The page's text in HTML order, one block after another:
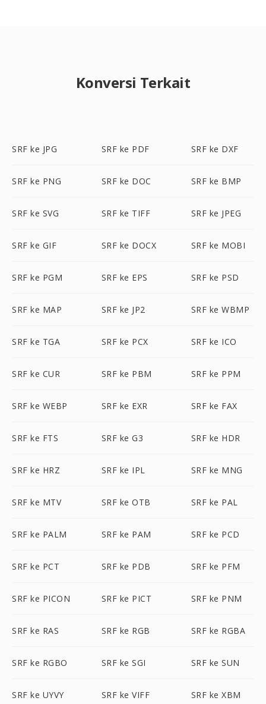
Konversi Terkait
SRF ke JPG SRF ke PDF SRF ke DXF
SRF ke PNG SRF ke DOC SRF ke BMP
SRF ke SVG SRF ke TIFF SRF ke JPEG
SRF ke GIF SRF ke DOCX SRF ke MOBI
SRF ke PGM SRF ke EPS SRF ke PSD
SRF ke MAP SRF ke JP2 SRF ke WBMP
SRF ke TGA SRF ke PCX SRF ke ICO
SRF ke CUR SRF ke PBM SRF ke PPM
SRF ke WEBP SRF ke EXR SRF ke FAX
SRF ke FTS SRF ke G3 SRF ke HDR
SRF ke HRZ SRF ke IPL SRF ke MNG
SRF ke MTV SRF ke OTB SRF ke PAL
SRF ke PALM SRF ke PAM SRF ke PCD
SRF ke PCT SRF ke PDB SRF ke PFM
SRF ke PICON SRF ke PICT SRF ke PNM
SRF ke RAS SRF ke RGB SRF ke RGBA
SRF ke RGBO SRF ke SGI SRF ke SUN
SRF ke UYVY SRF ke VIFF SRF ke XBM